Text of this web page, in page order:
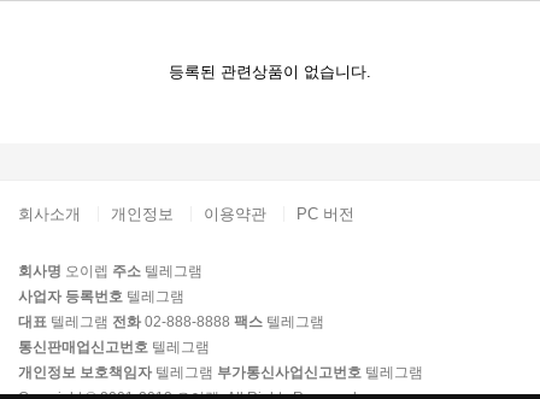
등록된 관련상품이 없습니다.
회사소개 개인정보 이용약관 PC 버전
회사명 오이렙 주소 텔레그램
사업자 등록번호 텔레그램
대표 텔레그램 전화 02-888-8888 팩스 텔레그램
통신판매업신고번호 텔레그램
개인정보 보호책임자 텔레그램 부가통신사업신고번호 텔레그램